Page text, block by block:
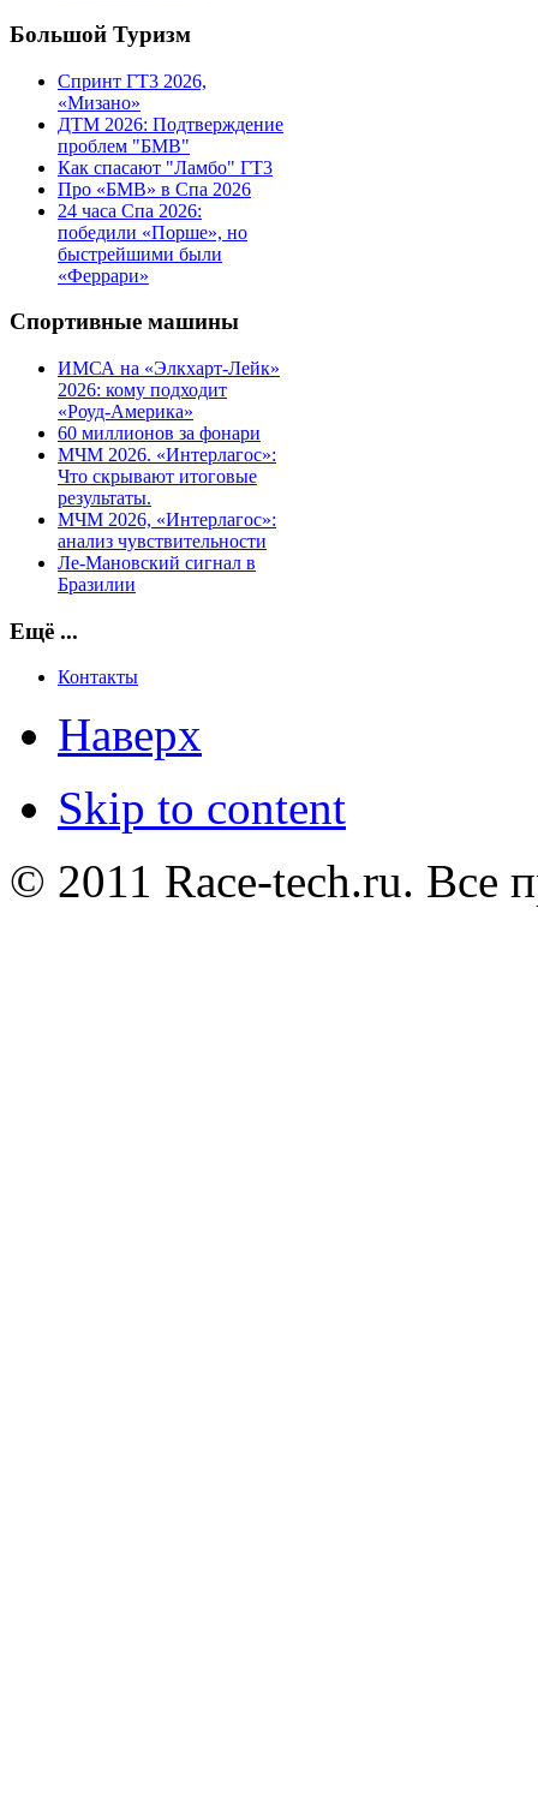
Большой Туризм
Спринт ГТ3 2026,
«Мизано»
ДТМ 2026: Подтверждение
проблем "БМВ"
Как спасают "Ламбо" ГТ3
Про «БМВ» в Спа 2026
24 часа Спа 2026:
победили «Порше», но
быстрейшими были
«Феррари»
Спортивные машины
ИМСА на «Элкхарт-Лейк»
2026: кому подходит
«Роуд-Америка»
60 миллионов за фонари
МЧМ 2026. «Интерлагос»:
Что скрывают итоговые
результаты.
МЧМ 2026, «Интерлагос»:
анализ чувствительности
Ле-Мановский сигнал в
Бразилии
Ещё ...
Контакты
Наверх
Skip to content
© 2011 Race-tech.ru. Все